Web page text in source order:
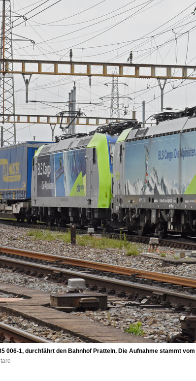
006-1, durchfährt den Bahnhof Pratteln. Die Aufnahme stammt vom